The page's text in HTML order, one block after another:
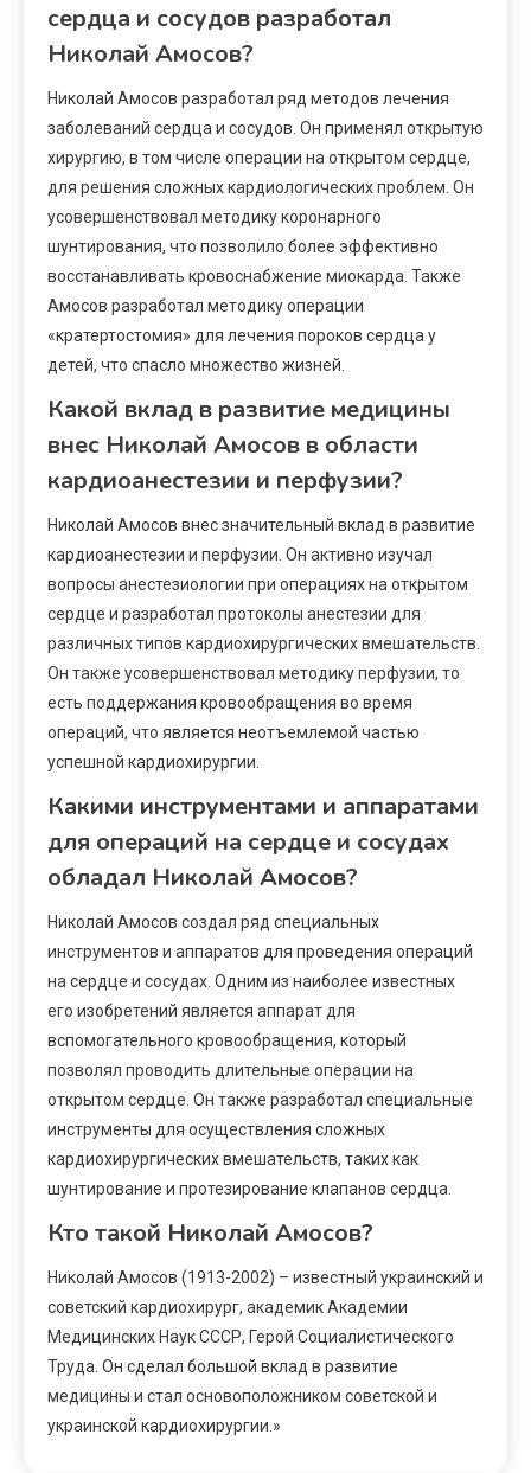
сердца и сосудов разработал
Николай Амосов?
Николай Амосов разработал ряд методов лечения
заболеваний сердца и сосудов. Он применял открытую
хирургию, в том числе операции на открытом сердце,
для решения сложных кардиологических проблем. Он
усовершенствовал методику коронарного
шунтирования, что позволило более эффективно
восстанавливать кровоснабжение миокарда. Также
Амосов разработал методику операции
«кратертостомия» для лечения пороков сердца у
детей, что спасло множество жизней.
Какой вклад в развитие медицины
внес Николай Амосов в области
кардиоанестезии и перфузии?
Николай Амосов внес значительный вклад в развитие
кардиоанестезии и перфузии. Он активно изучал
вопросы анестезиологии при операциях на открытом
сердце и разработал протоколы анестезии для
различных типов кардиохирургических вмешательств.
Он также усовершенствовал методику перфузии, то
есть поддержания кровообращения во время
операций, что является неотъемлемой частью
успешной кардиохирургии.
Какими инструментами и аппаратами
для операций на сердце и сосудах
обладал Николай Амосов?
Николай Амосов создал ряд специальных
инструментов и аппаратов для проведения операций
на сердце и сосудах. Одним из наиболее известных
его изобретений является аппарат для
вспомогательного кровообращения, который
позволял проводить длительные операции на
открытом сердце. Он также разработал специальные
инструменты для осуществления сложных
кардиохирургических вмешательств, таких как
шунтирование и протезирование клапанов сердца.
Кто такой Николай Амосов?
Николай Амосов (1913-2002) – известный украинский и
советский кардиохирург, академик Академии
Медицинских Наук СССР, Герой Социалистического
Труда. Он сделал большой вклад в развитие
медицины и стал основоположником советской и
украинской кардиохирургии.»